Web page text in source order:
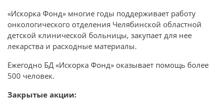
«Искорка Фонд» многие годы поддерживает работу
онкологического отделения Челябинской областной
детской клинической больницы, закупает для нее
лекарства и расходные материалы.
Ежегодно БД «Искорка Фонд» оказывает помощь более
500 человек.
Закрытые акции: